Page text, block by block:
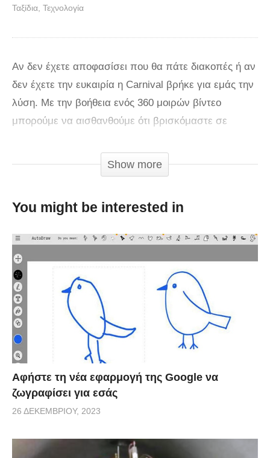
Ταξίδια Τεχνολογία
Αν δεν έχετε αποφασίσει που θα πάτε διακοπές ή αν
δεν έχετε την ευκαιρία η Carnival βρήκε για εμάς την
λύση. Με την βοήθεια ενός 360 μοιρών βίντεο
μπορούμε να αισθανθούμε ότι βρισκόμαστε σε
έρημο νησί στο οποίο θα μπορέσετε να απολαύσετε
το ηλιοβασίλεμα και στην συνέχεια θα διασκεδάσετε
το εκπληκτικό βίντεο. (Μετακινήστε με το ποντίκι σας
via
Show more
You might be interested in
Αφήστε τη νέα εφαρμογή της Google να
ζωγραφίσει για εσάς
26 ΔΕΚΕΜΒΡΊΟΥ, 2023